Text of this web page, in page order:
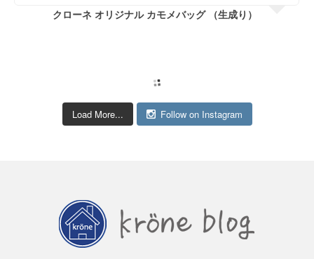
クローネ オリジナル カモメバッグ （生成り）
Load More... Follow on Instagram